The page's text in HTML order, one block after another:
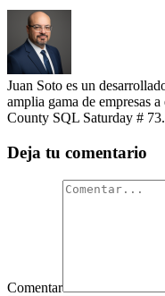
Juan Soto es un
amplia gama de empresas
County SQL Saturday #
Deja tu comentario
Comentar